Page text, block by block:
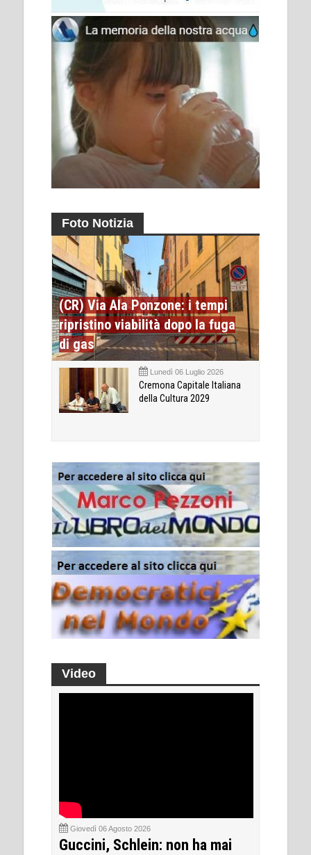
Foto Notizia
(CR) Via Ala Ponzone: i tempi
ripristino viabilità dopo la fuga
di gas
Lunedì 06 Luglio 2026
Cremona Capitale Italiana
della Cultura 2029
Video
Giovedì 06 Agosto 2026
Guccini, Schlein: non ha mai